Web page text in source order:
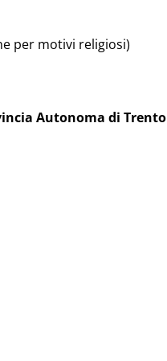
per motivi religiosi)
Autonoma di Trento